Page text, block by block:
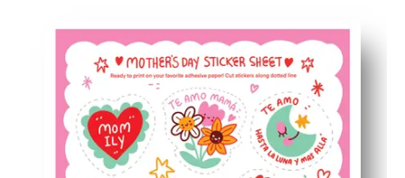
Έτοιμο για χρήση - απλά εκτυπώστε σε αυτοκόλλητο
Τα δίγλωσσα αγγλο-ισπανικά μηνύματα
Οι φιλικές προς τα παιδιά καρδιές, τα λουλούδια και
Ευέλικτο για το σπίτι, τις αίθουσες διδασκαλίας ή